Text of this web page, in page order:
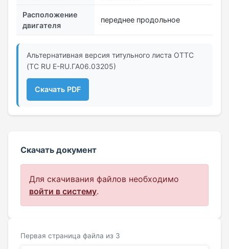
Расположение
двигателя
переднее продольное
Альтернативная версия титульного листа ОТТС
(ТС RU Е-RU.ГА06.03205)
Скачать PDF
Скачать документ
Для скачивания файлов необходимо
войти в систему.
Первая страница файла из 3